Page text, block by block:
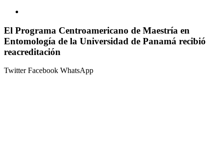
El Programa Centroamericano de Maestría en
Entomología de la Universidad de Panamá recibió
reacreditación
TwitterFacebook WhatsApp